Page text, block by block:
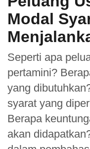
Modal
Seperti apa
pertamini?
yang
syarat yang
Berapa
akan